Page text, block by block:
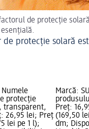
de protecție
de protecție solară
Numele
protecție
transparent,
26,95 lei; Preț
lei pe 1 l);
Marcă:
Preț:
(169,50
dm;